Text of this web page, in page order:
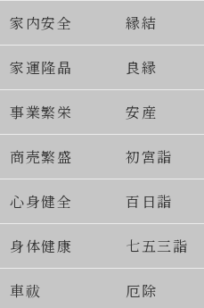
家内安全 縁結
家運隆晶 良縁
事業繁栄 安産
商売繁盛 初宮詣
心身健全 百日詣
身体健康 七五三詣
車祓 厄除